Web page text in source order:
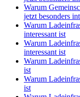
Warum
jetzt besonders
Warum
interessant ist
Warum
interessant ist
Warum
ist
Warum
ist